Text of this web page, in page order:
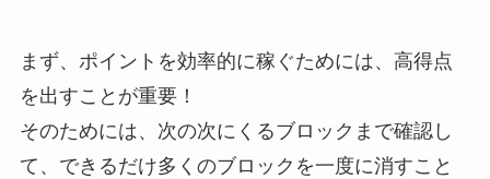
まず、ポイントを効率的に稼ぐためには、高得点
を出すことが重要！
そのためには、次の次にくるブロックまで確認し
て、できるだけ多くのブロックを一度に消すこと